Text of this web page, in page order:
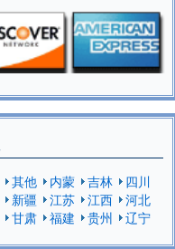
其他 内蒙 吉林
四川
新疆 江苏 江西
河北
甘肃 福建 贵州
辽宁